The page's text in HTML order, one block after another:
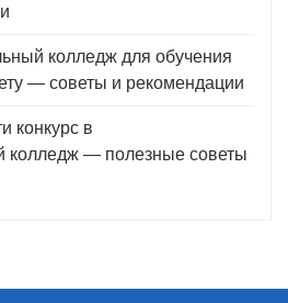
колледж для обучения
— советы и рекомендации
конкурс в
колледж — полезные советы